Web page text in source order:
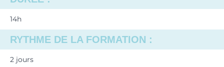
14h
RYTHME DE LA FORMATION :
2 jours